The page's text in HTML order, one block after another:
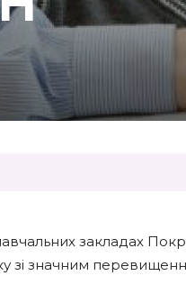
навчальних закладах
зі значним